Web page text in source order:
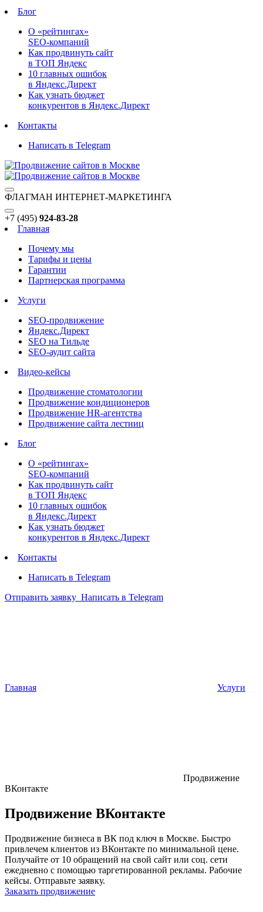
Блог
О «рейтингах»
SEO-компаний
Как продвинуть сайт
в ТОП Яндекс
10 главных ошибок
в Яндекс.Директ
Как узнать бюджет
конкурентов в Яндекс.Директ
Контакты
Написать в Telegram
ФЛАГМАН ИНТЕРНЕТ-МАРКЕТИНГА
+7 (495) 924-83-28
Главная
Почему мы
Тарифы и цены
Гарантии
Партнерская программа
Услуги
SEO-продвижение
Яндекс.Директ
SEO на Тильде
SEO-аудит сайта
Видео-кейсы
Продвижение стоматологии
Продвижение кондиционеров
Продвижение HR-агентства
Продвижение сайта лестниц
Блог
О «рейтингах»
SEO-компаний
Как продвинуть сайт
в ТОП Яндекс
10 главных ошибок
в Яндекс.Директ
Как узнать бюджет
конкурентов в Яндекс.Директ
Контакты
Написать в Telegram
Отправить заявку Написать в Telegram
Главная Услуги
Продвижение
ВКонтакте
Продвижение ВКонтакте
Продвижение бизнеса в ВК под ключ в Москве. Быстро
привлечем клиентов из ВКонтакте по минимальной цене.
Получайте от 10 обращений на свой сайт или соц. сети
ежедневно с помощью таргетированной рекламы. Рабочие
кейсы. Отправьте заявку.
Заказать продвижение